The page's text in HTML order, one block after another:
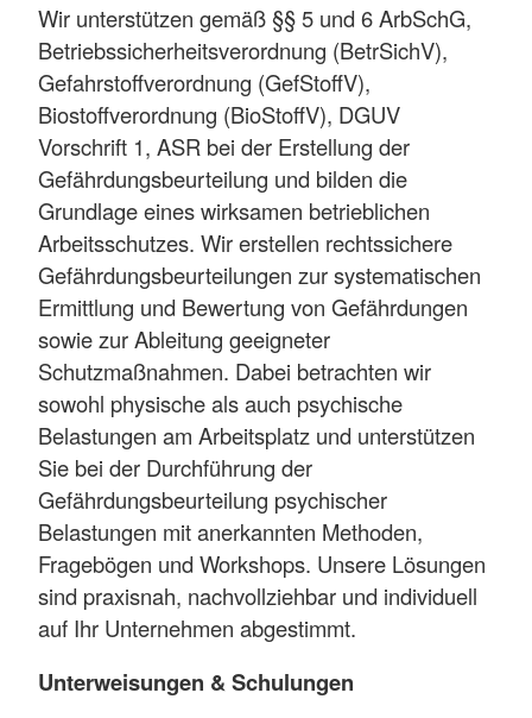
Wir unterstützen gemäß §§ 5 und 6 ArbSchG,
Betriebssicherheitsverordnung (BetrSichV),
Gefahrstoffverordnung (GefStoffV),
Biostoffverordnung (BioStoffV), DGUV
Vorschrift 1, ASR bei der Erstellung der
Gefährdungsbeurteilung und bilden die
Grundlage eines wirksamen betrieblichen
Arbeitsschutzes. Wir erstellen rechtssichere
Gefährdungsbeurteilungen zur systematischen
Ermittlung und Bewertung von Gefährdungen
sowie zur Ableitung geeigneter
Schutzmaßnahmen. Dabei betrachten wir
sowohl physische als auch psychische
Belastungen am Arbeitsplatz und unterstützen
Sie bei der Durchführung der
Gefährdungsbeurteilung psychischer
Belastungen mit anerkannten Methoden,
Fragebögen und Workshops. Unsere Lösungen
sind praxisnah, nachvollziehbar und individuell
auf Ihr Unternehmen abgestimmt.
Unterweisungen & Schulungen